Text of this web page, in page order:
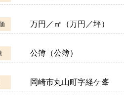
万円／㎡（万円／坪）
公簿（公簿）
岡崎市丸山町字経ケ峯